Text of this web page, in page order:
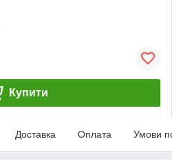
Купити
Доставка Оплата Умови